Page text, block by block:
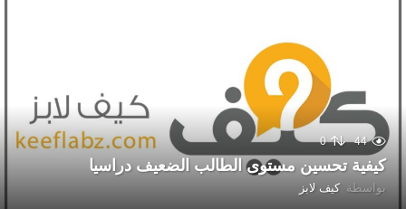
44
0
كيفية تحسين مستوى الطالب الضعيف دراسيا
بواسطة كيف لابز